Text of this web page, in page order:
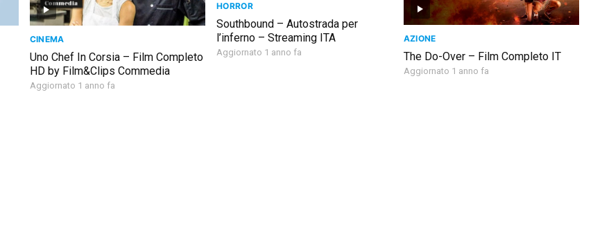
CINEMA
Uno Chef In Corsia – Film Completo
HD by Film&Clips Commedia
Aggiornato 1 anno fa
HORROR
Southbound – Autostrada per
l’inferno – Streaming ITA
Aggiornato 1 anno fa
AZIONE
The Do-Over – Film Completo IT
Aggiornato 1 anno fa